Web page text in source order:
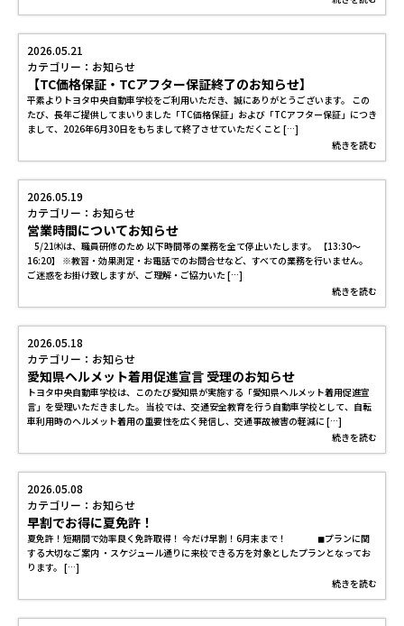
2026.05.21
カテゴリー：お知らせ
【TC価格保証・TCアフター保証終了のお知らせ】
平素よりトヨタ中央自動車学校をご利用いただき、誠にありがとうございます。 この
たび、長年ご提供してまいりました「TC価格保証」および「TCアフター保証」につき
まして、2026年6月30日をもちまして終了させていただくこと […]
続きを読む
2026.05.19
カテゴリー：お知らせ
営業時間についてお知らせ
5/21㈭は、職員研修のため 以下時間帯の業務を全て停止いたします。 【13:30～
16:20】 ※教習・効果測定・お電話でのお問合せなど、すべての業務を行いません。
ご迷惑をお掛け致しますが、ご理解・ご協力いた […]
続きを読む
2026.05.18
カテゴリー：お知らせ
愛知県ヘルメット着用促進宣言 受理のお知らせ
トヨタ中央自動車学校は、このたび愛知県が実施する「愛知県ヘルメット着用促進宣
言」を受理いただきました。 当校では、交通安全教育を行う自動車学校として、自転
車利用時のヘルメット着用の重要性を広く発信し、交通事故被害の軽減に […]
続きを読む
2026.05.08
カテゴリー：お知らせ
早割でお得に夏免許！
夏免許！短期間で効率良く免許取得！ 今だけ早割！6月末まで！ ◼︎プランに関
する大切なご案内 ・スケジュール通りに来校できる方を対象としたプランとなってお
ります。 […]
続きを読む